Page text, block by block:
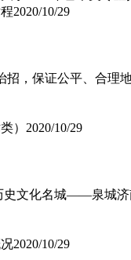
2020/10/29
，保证公平、合
） 2020/10/29
文化名城――泉城
2020/10/29